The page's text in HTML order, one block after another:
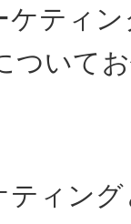
ケティ
ついて
ティン